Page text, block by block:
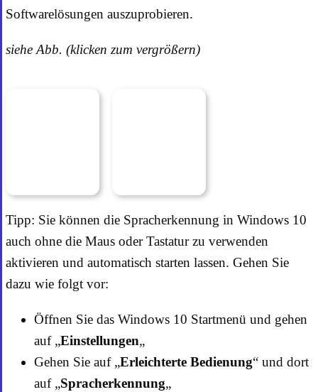
Softwarelösungen auszuprobieren.
siehe Abb. (klicken zum vergrößern)
Tipp: Sie können die Spracherkennung in Windows 10
auch ohne die Maus oder Tastatur zu verwenden
aktivieren und automatisch starten lassen. Gehen Sie
dazu wie folgt vor:
Öffnen Sie das Windows 10 Startmenü und gehen
auf „Einstellungen„
Gehen Sie auf „Erleichterte Bedienung“ und dort
auf „Spracherkennung„